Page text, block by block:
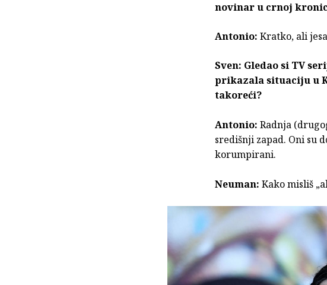
novinar u crnoj
Antonio: Kratko, ali
Sven: Gledao si TV
prikazala situaciju u
takoreći?
Antonio: Radnja
središnji zapad. Oni su
korumpirani.
Neuman: Kako misliš